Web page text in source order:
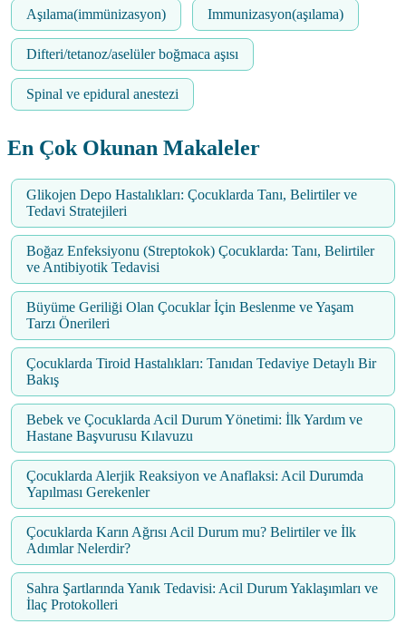
Aşılama(immünizasyon) Immunizasyon(aşılama)
Difteri/tetanoz/aselüler boğmaca aşısı
Spinal ve epidural anestezi
En Çok Okunan Makaleler
Glikojen Depo Hastalıkları: Çocuklarda Tanı, Belirtiler ve
Tedavi Stratejileri
Boğaz Enfeksiyonu (Streptokok) Çocuklarda: Tanı, Belirtiler
ve Antibiyotik Tedavisi
Büyüme Geriliği Olan Çocuklar İçin Beslenme ve Yaşam
Tarzı Önerileri
Çocuklarda Tiroid Hastalıkları: Tanıdan Tedaviye Detaylı Bir
Bakış
Bebek ve Çocuklarda Acil Durum Yönetimi: İlk Yardım ve
Hastane Başvurusu Kılavuzu
Çocuklarda Alerjik Reaksiyon ve Anaflaksi: Acil Durumda
Yapılması Gerekenler
Çocuklarda Karın Ağrısı Acil Durum mu? Belirtiler ve İlk
Adımlar Nelerdir?
Sahra Şartlarında Yanık Tedavisi: Acil Durum Yaklaşımları ve
İlaç Protokolleri